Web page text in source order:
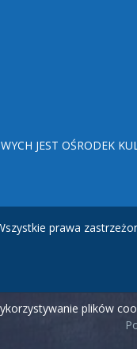
JEST OŚRODEK
prawa
plików